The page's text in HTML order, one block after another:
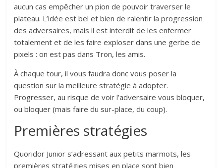
aucun cas empêcher un pion de pouvoir traverser le
plateau. L’idée est bel et bien de ralentir la progression
des adversaires, mais il est interdit de les enfermer
totalement et de les faire exploser dans une gerbe de
pixels : on est pas dans Tron, les amis.
À chaque tour, il vous faudra donc vous poser la
question sur la meilleure stratégie à adopter.
Progresser, au risque de voir l’adversaire vous bloquer,
ou bloquer (mais faire du sur-place, du coup).
Premières stratégies
Quoridor Junior s’adressant aux petits marmots, les
premières stratégies mises en place sont bien